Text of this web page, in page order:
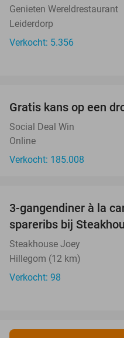
Genieten Wereldrestaurant
Leiderdorp
Verkocht: 5.356
Gratis kans op een
Social Deal Win
Online
Verkocht: 185.008
3-gangendiner à la
spareribs bij
Steakhouse Joey
Hillegom (12 km)
Verkocht: 98